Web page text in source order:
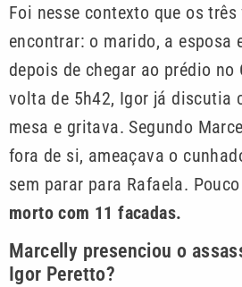
Foi nesse contexto que os
encontrar: o marido, a esposa
depois de chegar ao prédio no
volta de 5h42, Igor já discutia
mesa e gritava. Segundo
fora de si, ameaçava o
sem parar para Rafaela.
morto com 11 facadas.
Marcelly presenciou o
Igor Peretto?